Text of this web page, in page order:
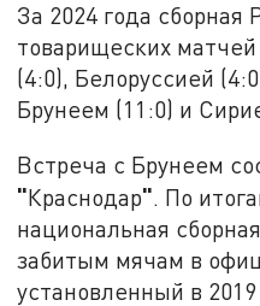
За 2024 года сборная
товарищеских
(4:0), Белоруссией
Брунеем (11:0) и
Встреча с Брунеем
"Краснодар". По
национальная
забитым мячам в
установленный в